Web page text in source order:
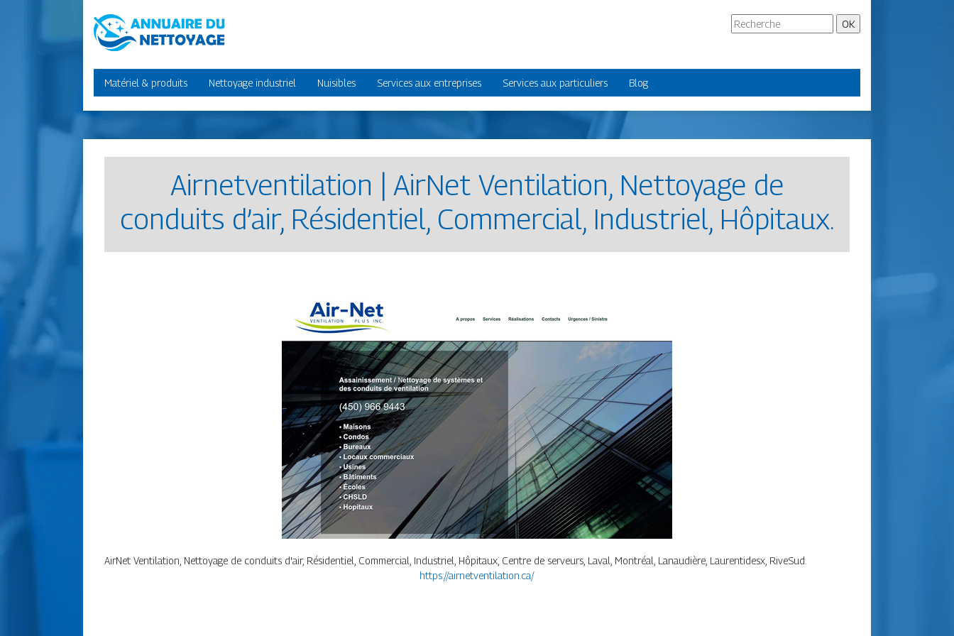
Matériel & produits Nettoyage industriel Nuisibles Services aux entreprises Services aux particuliers Blog
Air­netven­tila­tion | AirNet Ventilation, Nettoyage de
conduits d’air, Résidentiel, Commercial, Industriel, Hôpitaux.
AirNet Ventilation, Nettoyage de conduits d'air, Résidentiel, Commercial, Industriel, Hôpitaux, Centre de serveurs, Laval, Montréal, Lanaudière, Laurentidesx, RiveSud.
https://airnetventilation.ca/